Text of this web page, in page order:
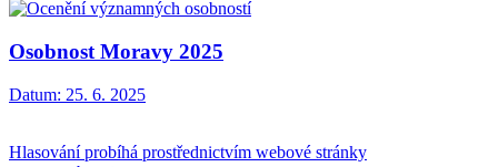
Osobnost Moravy 2025
Datum: 25. 6. 2025
Hlasování probíhá prostřednictvím webové stránky